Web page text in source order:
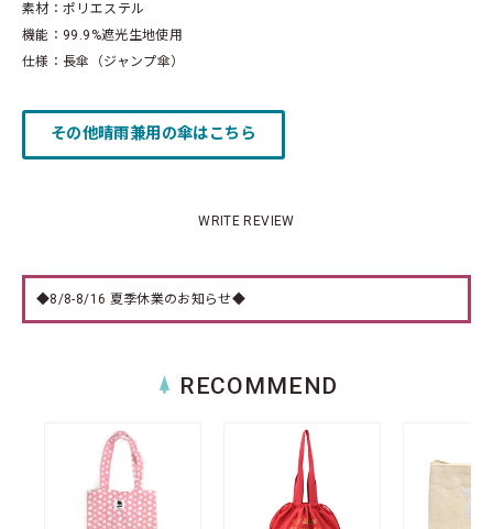
素材：ポリエステル
機能：99.9%遮光生地使用
仕様：長傘（ジャンプ傘）
その他晴雨兼用の傘はこちら
WRITE REVIEW
◆8/8-8/16 夏季休業のお知らせ◆
RECOMMEND